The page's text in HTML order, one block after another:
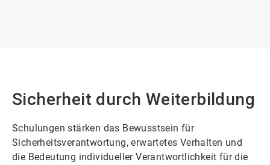
Sicherheit durch Weiterbildung
Schulungen stärken das Bewusstsein für
Sicherheitsverantwortung, erwartetes Verhalten und
die Bedeutung individueller Verantwortlichkeit für die